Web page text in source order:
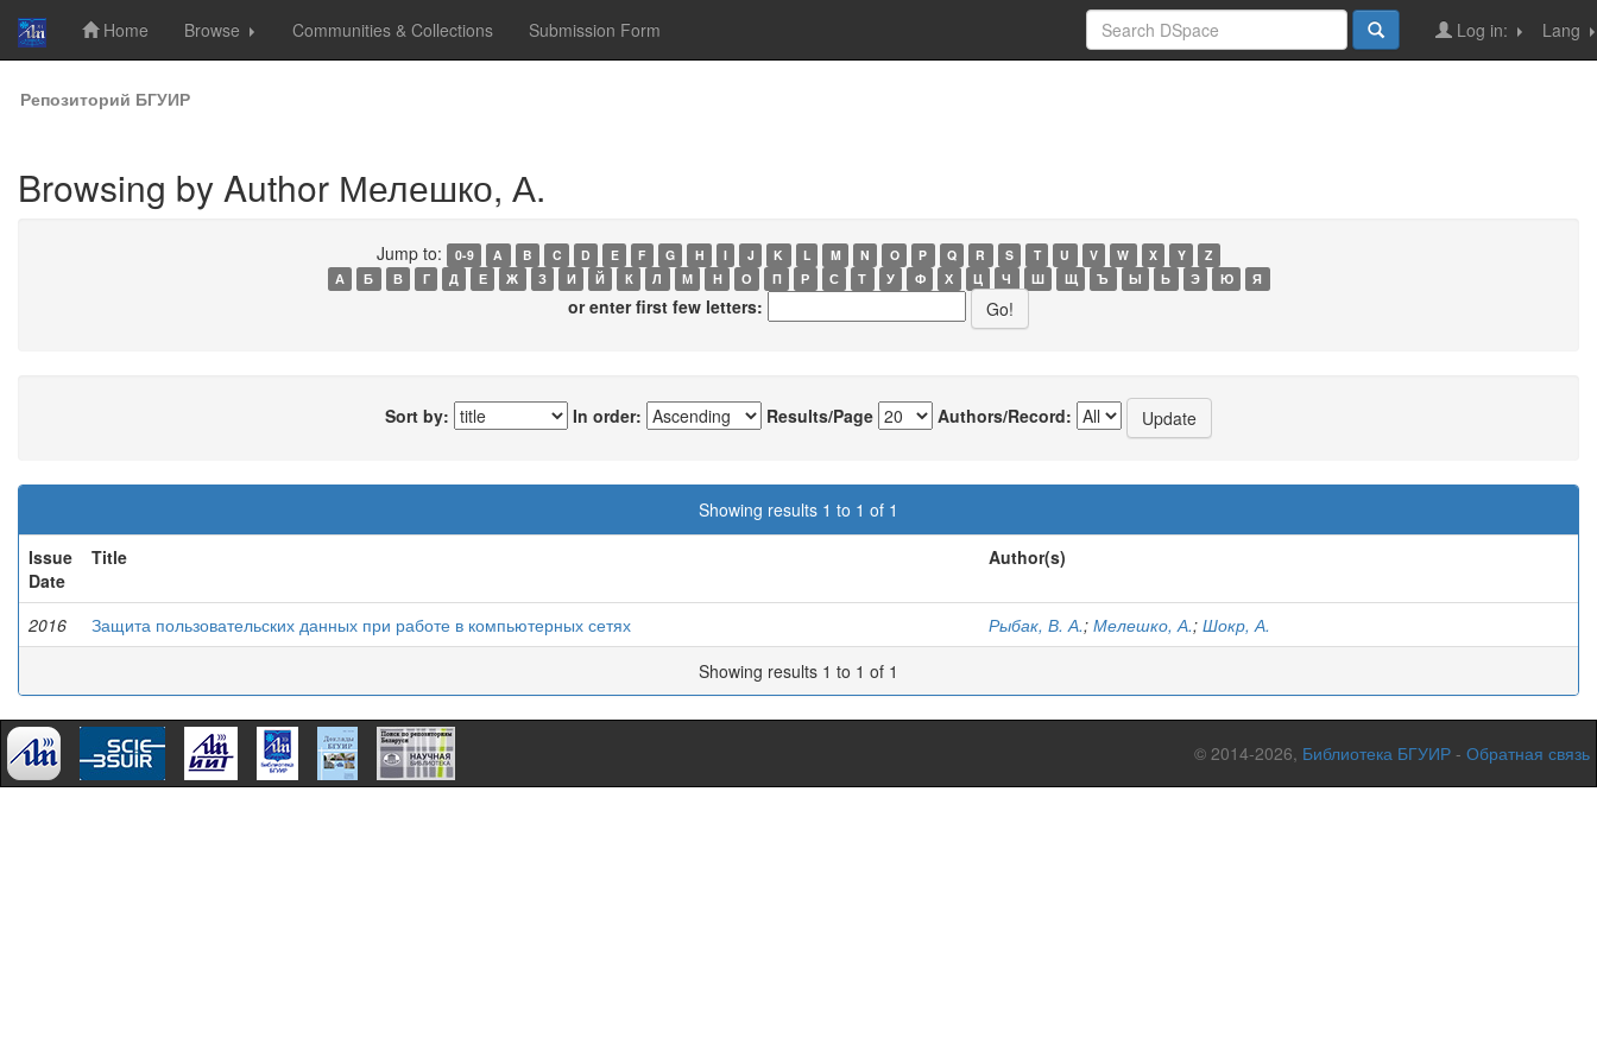
Skip
navigation
Home Browse Communities & Collections Submission Form Lang
Log in:
Репозиторий БГУИР
Browsing by Author Мелешко, А.
Jump to: 0-9 A B C D E F G H I J K L M N O P Q R S T U V W X Y
Z
А
Б В Г Д Е Ж З И Й К Л М Н О П Р С Т У Ф Х Ц Ч Ш Щ Ъ Ы Ь Э Ю Я
or enter first few letters:
Sort by: In order: Results/Page Authors/Record:
Showing results 1 to 1 of 1
Issue
Date
Title Author(s)
2016 Защита пользовательских данных при работе в компьютерных сетях Рыбак, В. А.; Мелешко, А.; Шокр, А.
Showing results 1 to 1 of 1
© 2014-2026, Библиотека БГУИР - Обратная связь